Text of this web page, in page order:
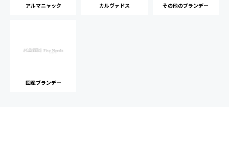
アルマニャック カルヴァドス その他のブランデー
国産ブランデー